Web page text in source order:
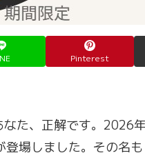
Pinterest
なた、正解です。2026
場しました。その名も